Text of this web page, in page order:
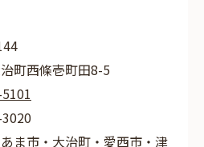
町西條壱町田8-5
ま市・大治町・愛西市・津